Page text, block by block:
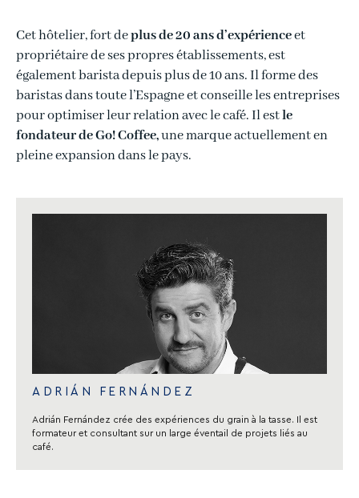
Cet hôtelier, fort deplus de 20 ans d’expérienceet
propriétaire de ses propres établissements, est
également barista depuis plus de 10 ans. Il forme des
baristas dans toute l’Espagne et conseille les entreprises
pour optimiser leur relation avec le café. Il estle
fondateur de Go! Coffee,une marque actuellement en
pleine expansion dans le pays.
ADRIÁN FERNÁNDEZ
Adrián Fernández crée des expériences du grain à la tasse. Il est
formateur et consultant sur un large éventail de projets liés au
café.